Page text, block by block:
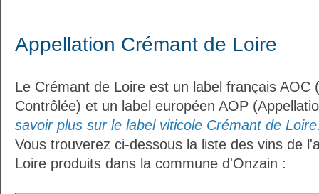
Appellation Crémant de Loire
Le Crémant de Loire est un label français AOC
Contrôlée) et un label européen AOP
savoir plus sur le label viticole Crémant de
Vous trouverez ci-dessous la liste des vins de
Loire produits dans la commune d'Onzain :